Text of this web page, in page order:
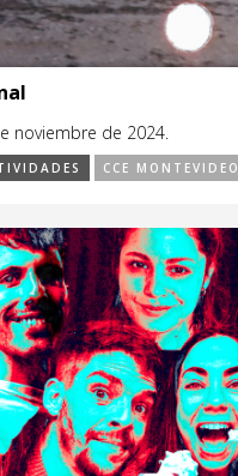
noviembre de 2024.
CCE MONTEVIDEO